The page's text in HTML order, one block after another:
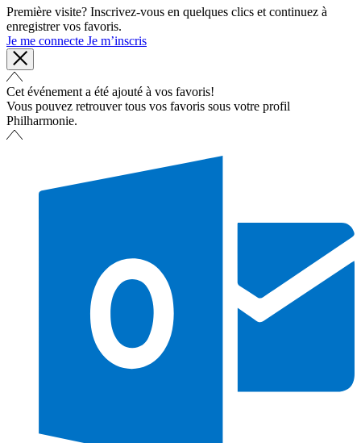
Première visite? Inscrivez-vous en quelques clics et continuez à
enregistrer vos favoris.
Je me connecte Je m’inscris
Cet événement a été ajouté à vos favoris!
Vous pouvez retrouver tous vos favoris sous votre profil
Philharmonie.